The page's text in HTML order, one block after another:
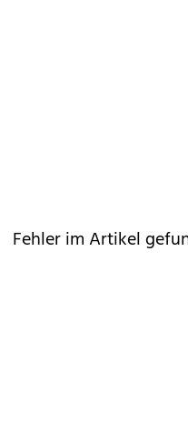
Fehler im Artikel